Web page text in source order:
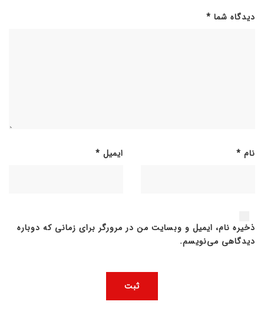
دیدگاه شما *
نام * ایمیل *
ذخیره نام، ایمیل و وبسایت من در مرورگر برای زمانی که دوباره
دیدگاهی می‌نویسم.